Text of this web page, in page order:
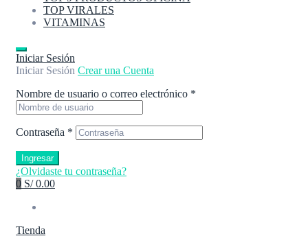
TOP VIRALES
VITAMINAS
Iniciar Sesión
Iniciar Sesión Crear una Cuenta
Nombre de usuario o correo electrónico *
Contraseña *
Ingresar
¿Olvidaste tu contraseña?
0 S/ 0.00
Tienda